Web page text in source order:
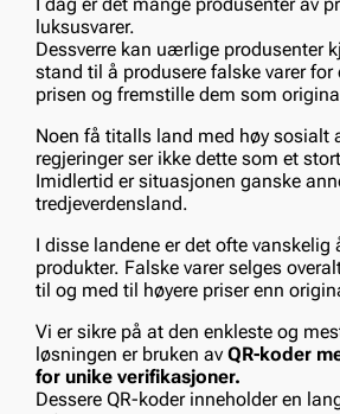
luksusvarer.
Dessverre kan uærlige produsenter
stand til å produsere falske varer for
prisen og fremstille dem som
Noen få titalls land med høy sosialt
regjeringer ser ikke dette som et
Imidlertid er situasjonen ganske
tredjeverdensland.
I disse landene er det ofte vanskelig
produkter. Falske varer selges
til og med til høyere priser enn
Vi er sikre på at den enkleste og
løsningen er bruken av QR-koder
for unike verifikasjoner.
Dessere QR-koder inneholder en